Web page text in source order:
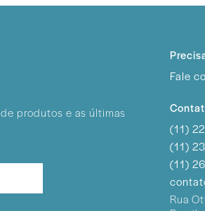
de produtos e as últimas
Fale
(11)
(11)
(11)
Rua